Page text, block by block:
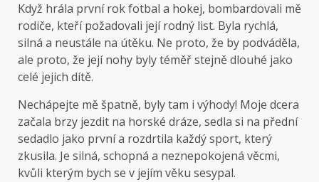
Když hrála první rok fotbal a hokej, bombardovali mě
rodiče, kteří požadovali její rodný list. Byla rychlá,
silná a neustále na útěku. Ne proto, že by podváděla,
ale proto, že její nohy byly téměř stejně dlouhé jako
celé jejich dítě.
Nechápejte mě špatně, byly tam i výhody! Moje dcera
začala brzy jezdit na horské dráze, sedla si na přední
sedadlo jako první a rozdrtila každý sport, který
zkusila. Je silná, schopná a neznepokojená věcmi,
kvůli kterým bych se v jejím věku sesypal.